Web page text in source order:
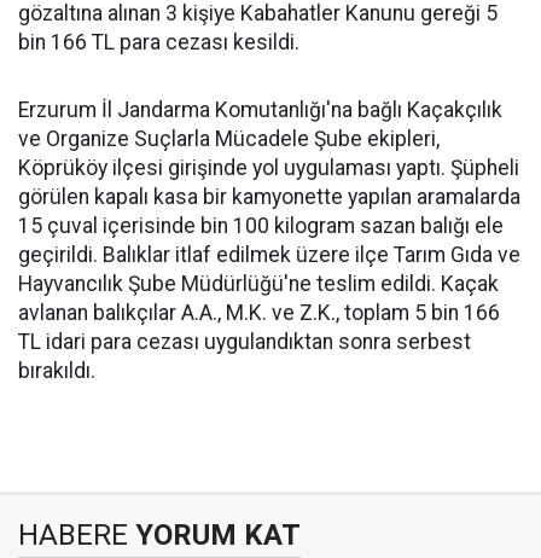
gözaltına alınan 3 kişiye Kabahatler Kanunu gereği 5
bin 166 TL para cezası kesildi.
Erzurum İl Jandarma Komutanlığı'na bağlı Kaçakçılık
ve Organize Suçlarla Mücadele Şube ekipleri,
Köprüköy ilçesi girişinde yol uygulaması yaptı. Şüpheli
görülen kapalı kasa bir kamyonette yapılan aramalarda
15 çuval içerisinde bin 100 kilogram sazan balığı ele
geçirildi. Balıklar itlaf edilmek üzere ilçe Tarım Gıda ve
Hayvancılık Şube Müdürlüğü'ne teslim edildi. Kaçak
avlanan balıkçılar A.A., M.K. ve Z.K., toplam 5 bin 166
TL idari para cezası uygulandıktan sonra serbest
bırakıldı.
HABERE YORUM KAT